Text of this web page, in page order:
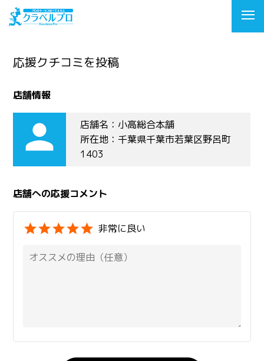
応援クチコミを投稿
店舗情報
person
店舗名：小高総合本舗
所在地：千葉県千葉市若葉区野呂町
1403
店舗への応援コメント
非常に良い